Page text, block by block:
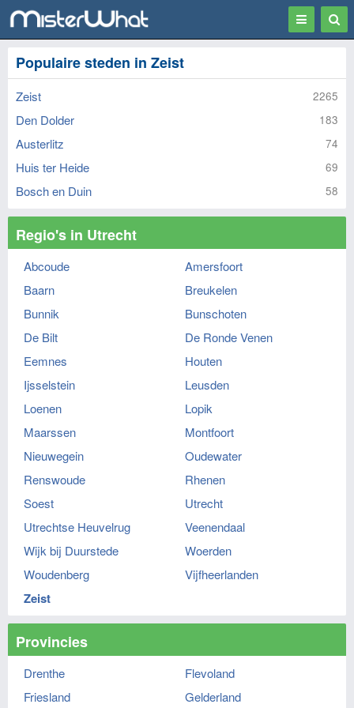
Toggle
Populaire steden in Zeist
Zeist 2265
Den Dolder 183
Austerlitz 74
Huis ter Heide 69
Bosch en Duin 58
Regio's in Utrecht
Abcoude
Amersfoort
Baarn
Breukelen
Bunnik
Bunschoten
De Bilt
De Ronde Venen
Eemnes
Houten
Ijsselstein
Leusden
Loenen
Lopik
Maarssen
Montfoort
Nieuwegein
Oudewater
Renswoude
Rhenen
Soest
Utrecht
Utrechtse Heuvelrug
Veenendaal
Wijk bij Duurstede
Woerden
Woudenberg
Vijfheerlanden
Zeist
Provincies
Drenthe
Flevoland
Friesland
Gelderland